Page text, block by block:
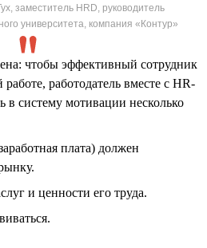
заместитель HRD, руководитель
университета, компания «Контур»
чтобы эффективный сотрудник
работодатель вместе с HR-
систему мотивации несколько
плата) должен
и ценности его труда.